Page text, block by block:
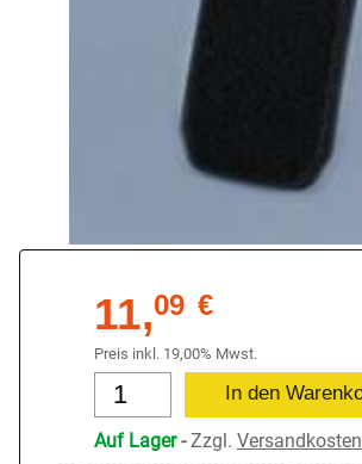
11,09 €
Preis inkl. 19,00% Mwst.
Auf Lager-Zzgl. Versandkosten